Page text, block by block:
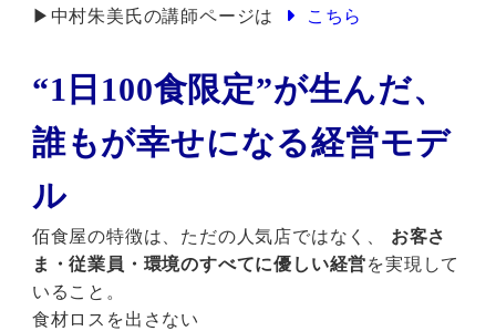
▶中村朱美氏の講師ページは
こちら
“1日100食限定”が生んだ、
誰もが幸せになる経営モデ
ル
佰食屋の特徴は、ただの人気店ではなく、 お客さ
ま・従業員・環境のすべてに優しい経営を実現して
いること。
食材ロスを出さない